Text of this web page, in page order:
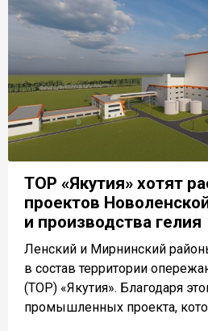
ТОР «Якутия» хотят
проектов
и производства гелия
Ленский и Мирнинский
в состав территории
(ТОР) «Якутия». Благодаря
промышленных проекта,